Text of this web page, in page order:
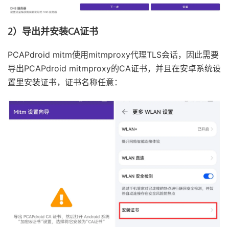
2）导出并安装CA证书
PCAPdroid mitm使用mitmproxy代理TLS会话，因此需要
导出PCAPdroid mitmproxy的CA证书，并且在安卓系统设
置里安装证书，证书名称任意：